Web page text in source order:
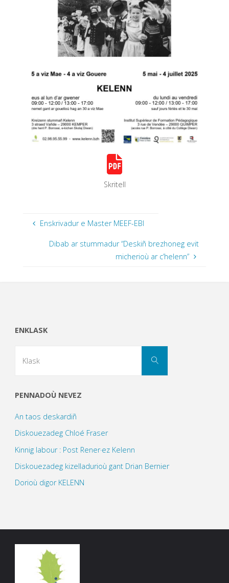
Skritell
Enskrivadur e Master MEEF-EBI
Dibab ar stummadur “Deskiñ brezhoneg evit
micherioù ar c’helenn”
ENKLASK
Klask
PENNADOÙ NEVEZ
An taos deskardiñ
Diskouezadeg Chloé Fraser
Kinnig labour : Post Rener·ez Kelenn
Diskouezadeg kizelladurioù gant Drian Bernier
Dorioù digor KELENN